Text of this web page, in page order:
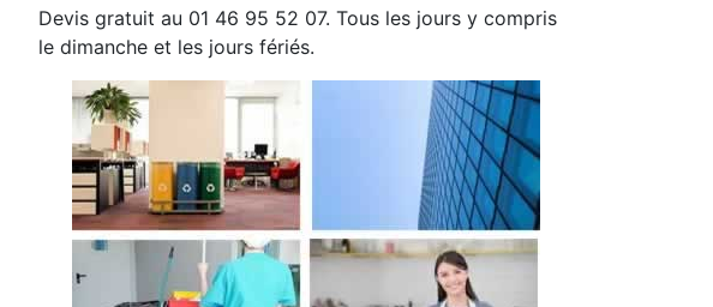
Devis gratuit au 01 46 95 52 07. Tous les jours y compris
le dimanche et les jours fériés.